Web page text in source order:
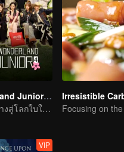
Wonderland Junior S4
การเดินทางสู่โลกใบใหม่ในทุ่งกว้าง
VIP